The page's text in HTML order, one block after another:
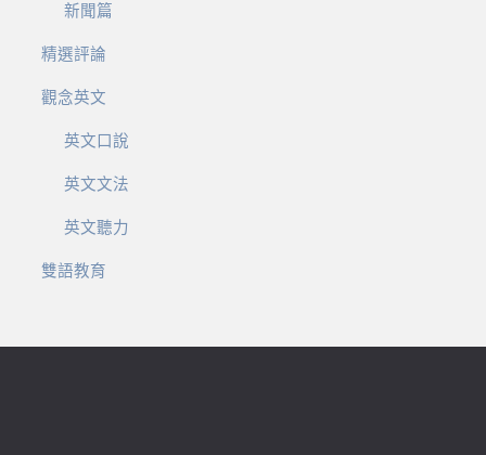
新聞篇
精選評論
觀念英文
英文口說
英文文法
英文聽力
雙語教育